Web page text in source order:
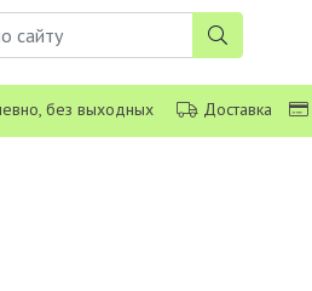
без выходных Доставка